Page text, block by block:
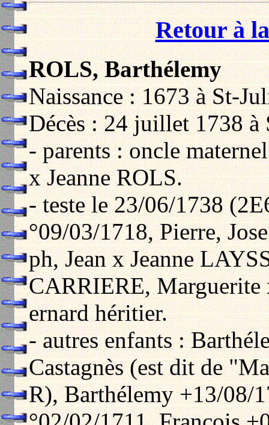
Retour à
ROLS, Barthélemy
Naissance : 1673 à St-
Décès : 24 juillet 1738 à
- parents : oncle
x Jeanne ROLS.
- teste le 23/06/1738
°09/03/1718, Pierre, Jose
ph, Jean x Jeanne
CARRIERE,
ernard héritier.
- autres enfants :
Castagnès (est dit de
R), Barthélemy +13/08/